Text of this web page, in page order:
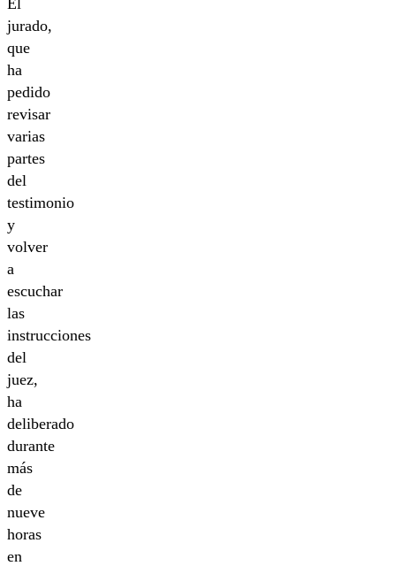
jurado,
que
ha
pedido
revisar
varias
partes
del
testimonio
y
volver
a
escuchar
las
instrucciones
del
juez,
ha
deliberado
durante
más
de
nueve
horas
en